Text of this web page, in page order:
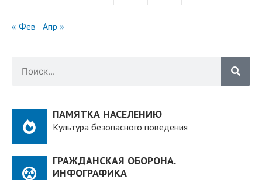
« Фев Апр »
ПАМЯТКА НАСЕЛЕНИЮ
Культура безопасного поведения
ГРАЖДАНСКАЯ ОБОРОНА.
ИНФОГРАФИКА